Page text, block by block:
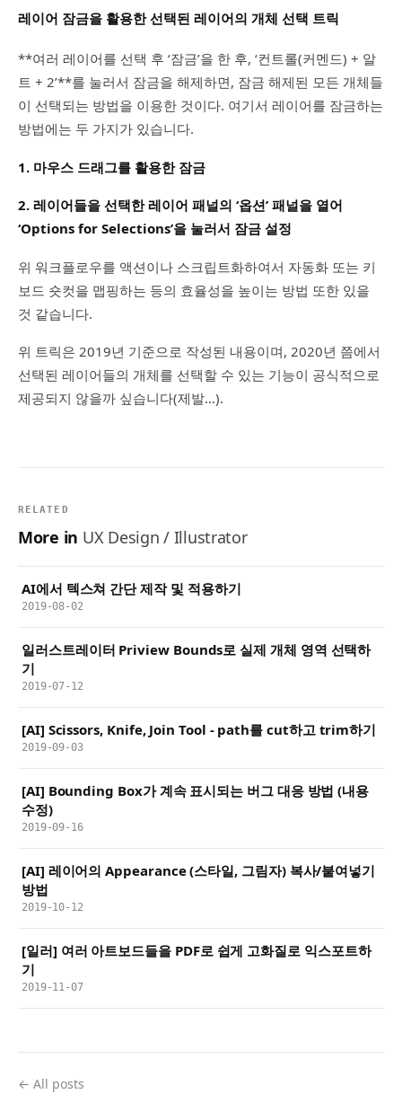
레이어 잠금을 활용한 선택된 레이어의 개체 선택 트릭
**여러 레이어를 선택 후 ‘잠금’을 한 후, ‘컨트롤(커멘드) + 알
트 + 2’**를 눌러서 잠금을 해제하면, 잠금 해제된 모든 개체들
이 선택되는 방법을 이용한 것이다. 여기서 레이어를 잠금하는
방법에는 두 가지가 있습니다.
1. 마우스 드래그를 활용한 잠금
2. 레이어들을 선택한 레이어 패널의 ‘옵션’ 패널을 열어
‘Options for Selections’을 눌러서 잠금 설정
위 워크플로우를 액션이나 스크립트화하여서 자동화 또는 키
보드 숏컷을 맵핑하는 등의 효율성을 높이는 방법 또한 있을
것 같습니다.
위 트릭은 2019년 기준으로 작성된 내용이며, 2020년 쯤에서
선택된 레이어들의 개체를 선택할 수 있는 기능이 공식적으로
제공되지 않을까 싶습니다(제발…).
RELATED
More in UX Design / Illustrator
AI에서 텍스쳐 간단 제작 및 적용하기
2019-08-02
일러스트레이터 Priview Bounds로 실제 개체 영역 선택하
기
2019-07-12
[AI] Scissors, Knife, Join Tool - path를 cut하고 trim하기
2019-09-03
[AI] Bounding Box가 계속 표시되는 버그 대응 방법 (내용
수정)
2019-09-16
[AI] 레이어의 Appearance (스타일, 그림자) 복사/붙여넣기
방법
2019-10-12
[일러] 여러 아트보드들을 PDF로 쉽게 고화질로 익스포트하
기
2019-11-07
← All posts